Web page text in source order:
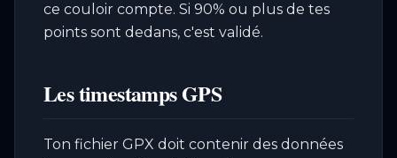
ce couloir compte. Si 90% ou plus de tes
points sont dedans, c'est validé.
Les timestamps GPS
Ton fichier GPX doit contenir des données